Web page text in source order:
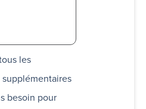
les
besoin pour